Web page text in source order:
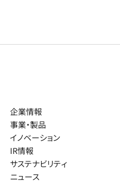
企業情報
事業・製品
イノベーション
IR情報
サステナビリティ
ニュース